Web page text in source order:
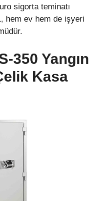
sigorta teminatı
hem ev hem de işyeri
350 Yangın
Kasa